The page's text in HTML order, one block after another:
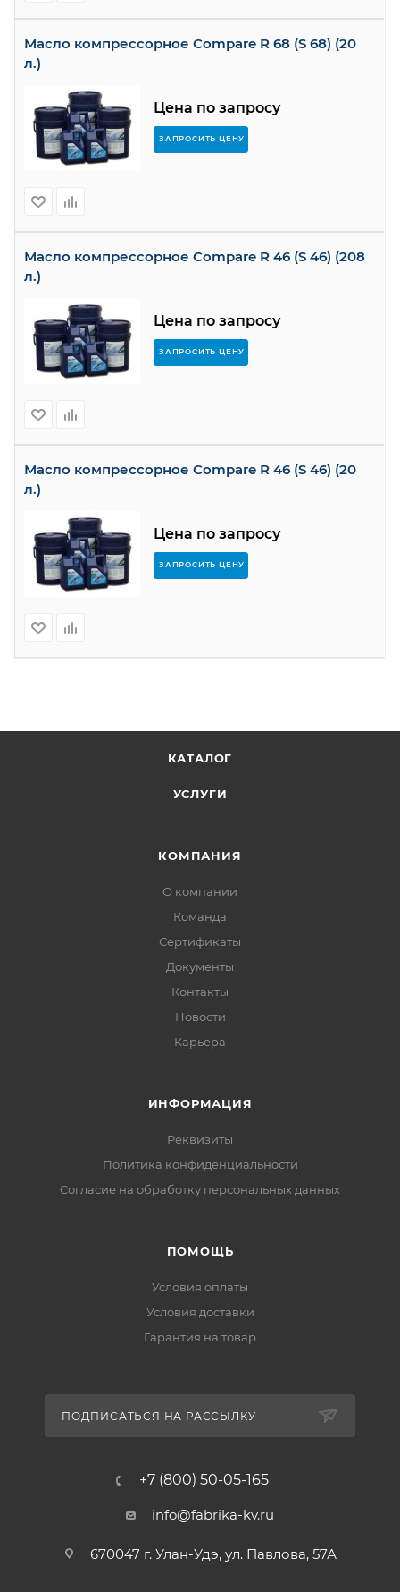
Масло компрессорное Compare R 68 (S 68) (20
л.)
Цена по запросу
ЗАПРОСИТЬ ЦЕНУ
Масло компрессорное Compare R 46 (S 46) (208
л.)
Цена по запросу
ЗАПРОСИТЬ ЦЕНУ
Масло компрессорное Compare R 46 (S 46) (20
л.)
Цена по запросу
ЗАПРОСИТЬ ЦЕНУ
КАТАЛОГ
УСЛУГИ
КОМПАНИЯ
О компании
Команда
Сертификаты
Документы
Контакты
Новости
Карьера
ИНФОРМАЦИЯ
Реквизиты
Политика конфиденциальности
Cогласие на обработку персональных данных
ПОМОЩЬ
Условия оплаты
Условия доставки
Гарантия на товар
ПОДПИСАТЬСЯ НА РАССЫЛКУ
+7 (800) 50-05-165
info@fabrika-kv.ru
670047 г. Улан-Удэ, ул. Павлова, 57А